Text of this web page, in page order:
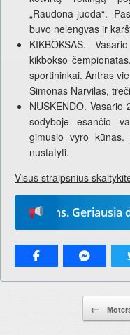
„Raudona-juoda“.
buvo nelengvas ir
KIKBOKSAS.
kikbokso
sportininkai. Antras
Simonas Narvilas,
NUSKENDO.
sodyboje esančio
gimusio vyro kūnas.
nustatyti.
Visus straipsnius
Geriausia
←